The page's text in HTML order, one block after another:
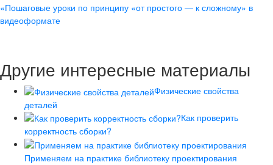
«Пошаговые уроки по принципу «от простого — к сложному» в
видеоформате
Другие интересные материалы
Физические свойства
деталей
Как проверить
корректность сборки?
Применяем на практике библиотеку проектирования